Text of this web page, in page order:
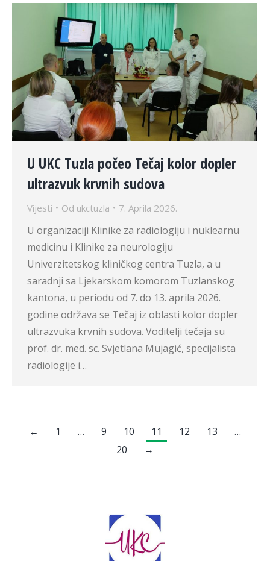
U UKC Tuzla počeo Tečaj kolor dopler
ultrazvuk krvnih sudova
Vijesti Od ukctuzla 7. Aprila 2026.
U organizaciji Klinike za radiologiju i nuklearnu
medicinu i Klinike za neurologiju
Univerzitetskog kliničkog centra Tuzla, a u
saradnji sa Ljekarskom komorom Tuzlanskog
kantona, u periodu od 7. do 13. aprila 2026.
godine održava se Tečaj iz oblasti kolor dopler
ultrazvuka krvnih sudova. Voditelji tečaja su
prof. dr. med. sc. Svjetlana Mujagić, specijalista
radiologije i…
← 1 … 9 10 11 12 13
…
20
→